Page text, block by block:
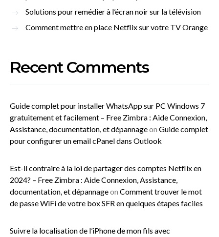
Solutions pour remédier à l’écran noir sur la télévision
Comment mettre en place Netflix sur votre TV Orange
Recent Comments
Guide complet pour installer WhatsApp sur PC Windows 7
gratuitement et facilement – Free Zimbra : Aide Connexion,
Assistance, documentation, et dépannageon Guide complet
pour configurer un email cPanel dans Outlook
Est-il contraire à la loi de partager des comptes Netflix en
2024? – Free Zimbra : Aide Connexion, Assistance,
documentation, et dépannageon Comment trouver le mot
de passe WiFi de votre box SFR en quelques étapes faciles
Suivre la localisation de l’iPhone de mon fils avec